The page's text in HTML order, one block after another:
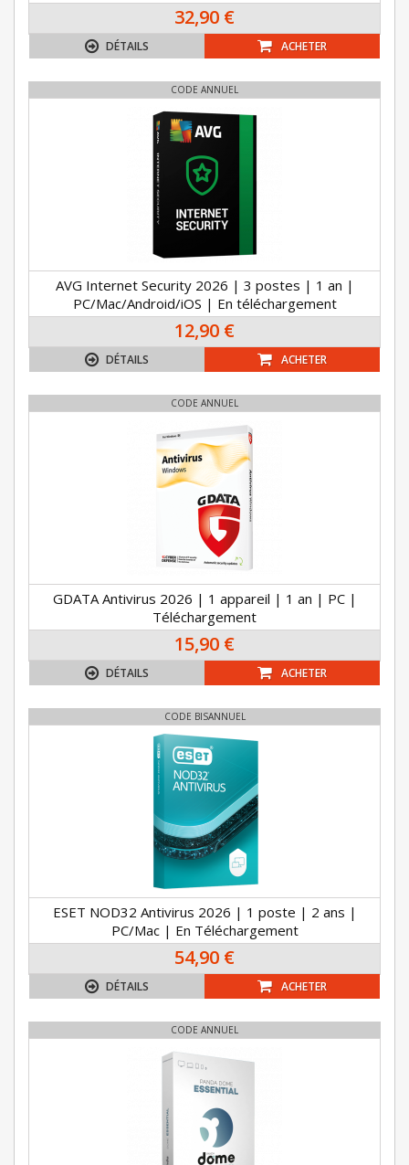
32,90 €
DÉTAILS ACHETER
CODE ANNUEL
AVG Internet Security 2026 | 3 postes | 1 an |
PC/Mac/Android/iOS | En téléchargement
12,90 €
DÉTAILS ACHETER
CODE ANNUEL
GDATA Antivirus 2026 | 1 appareil | 1 an | PC |
Téléchargement
15,90 €
DÉTAILS ACHETER
CODE BISANNUEL
ESET NOD32 Antivirus 2026 | 1 poste | 2 ans |
PC/Mac | En Téléchargement
54,90 €
DÉTAILS ACHETER
CODE ANNUEL